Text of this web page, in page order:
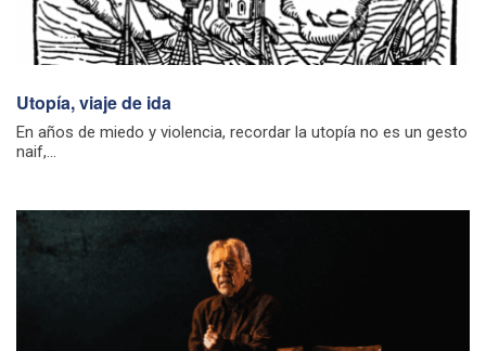
Utopía, viaje de ida
En años de miedo y violencia, recordar la utopía no es un gesto
naif,...